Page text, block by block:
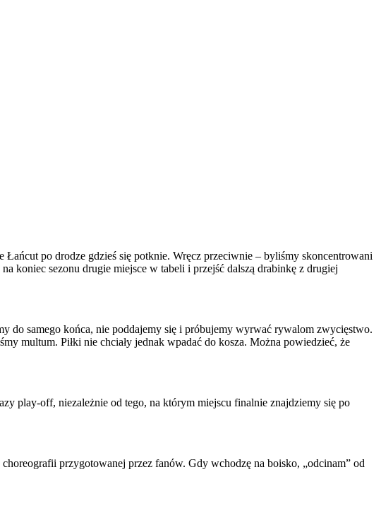
po drodze gdzieś się potknie. Wręcz przeciwnie – byliśmy skoncentrowani
koniec sezonu drugie miejsce w tabeli i przejść dalszą drabinkę z drugiej
do samego końca, nie poddajemy się i próbujemy wyrwać rywalom zwycięstwo.
multum. Piłki nie chciały jednak wpadać do kosza. Można powiedzieć, że
play-off, niezależnie od tego, na którym miejscu finalnie znajdziemy się po
przygotowanej przez fanów. Gdy wchodzę na boisko, „odcinam” od